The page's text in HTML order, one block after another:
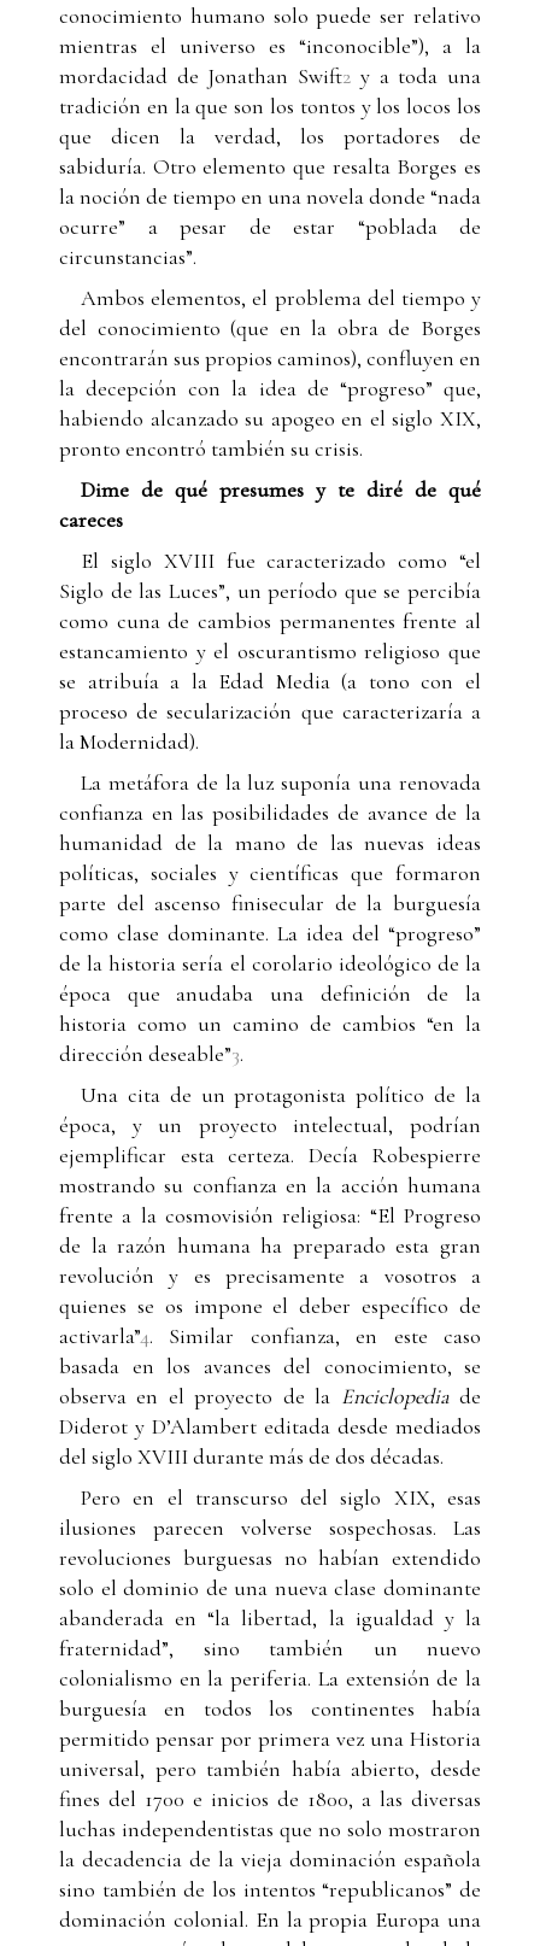
conocimiento humano solo puede ser relativo
mientras el universo es “inconocible”), a la
mordacidad de Jonathan Swift2 y a toda una
tradición en la que son los tontos y los locos los
que dicen la verdad, los portadores de
sabiduría. Otro elemento que resalta Borges es
la noción de tiempo en una novela donde “nada
ocurre” a pesar de estar “poblada de
circunstancias”.
Ambos elementos, el problema del tiempo y
del conocimiento (que en la obra de Borges
encontrarán sus propios caminos), confluyen en
la decepción con la idea de “progreso” que,
habiendo alcanzado su apogeo en el siglo XIX,
pronto encontró también su crisis.
Dime de qué presumes y te diré de qué
careces
El siglo XVIII fue caracterizado como “el
Siglo de las Luces”, un período que se percibía
como cuna de cambios permanentes frente al
estancamiento y el oscurantismo religioso que
se atribuía a la Edad Media (a tono con el
proceso de secularización que caracterizaría a
la Modernidad).
La metáfora de la luz suponía una renovada
confianza en las posibilidades de avance de la
humanidad de la mano de las nuevas ideas
políticas, sociales y científicas que formaron
parte del ascenso finisecular de la burguesía
como clase dominante. La idea del “progreso”
de la historia sería el corolario ideológico de la
época que anudaba una definición de la
historia como un camino de cambios “en la
dirección deseable”3.
Una cita de un protagonista político de la
época, y un proyecto intelectual, podrían
ejemplificar esta certeza. Decía Robespierre
mostrando su confianza en la acción humana
frente a la cosmovisión religiosa: “El Progreso
de la razón humana ha preparado esta gran
revolución y es precisamente a vosotros a
quienes se os impone el deber específico de
activarla”4. Similar confianza, en este caso
basada en los avances del conocimiento, se
observa en el proyecto de la Enciclopediade
Diderot y D’Alambert editada desde mediados
del siglo XVIII durante más de dos décadas.
Pero en el transcurso del siglo XIX, esas
ilusiones parecen volverse sospechosas. Las
revoluciones burguesas no habían extendido
solo el dominio de una nueva clase dominante
abanderada en “la libertad, la igualdad y la
fraternidad”, sino también un nuevo
colonialismo en la periferia. La extensión de la
burguesía en todos los continentes había
permitido pensar por primera vez una Historia
universal, pero también había abierto, desde
fines del 1700 e inicios de 1800, a las diversas
luchas independentistas que no solo mostraron
la decadencia de la vieja dominación española
sino también de los intentos “republicanos” de
dominación colonial. En la propia Europa una